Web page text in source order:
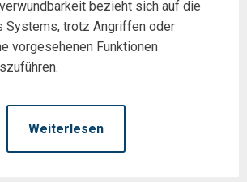
bezieht sich auf die
Systems, trotz Angriffen oder
vorgesehenen Funktionen
Weiterlesen